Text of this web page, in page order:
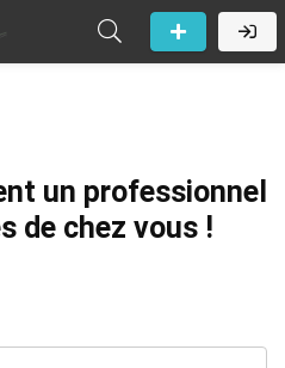
un professionnel
de chez vous !